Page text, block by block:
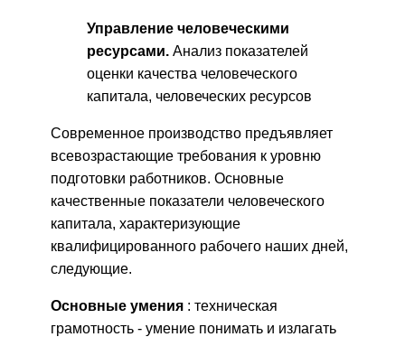
Управление человеческими
ресурсами. Анализ показателей
оценки качества человеческого
капитала, человеческих ресурсов
Современное производство предъявляет
всевозрастающие требования к уровню
подготовки работников. Основные
качественные показатели человеческого
капитала, характеризующие
квалифицированного рабочего наших дней,
следующие.
Основные умения : техническая
грамотность - умение понимать и излагать